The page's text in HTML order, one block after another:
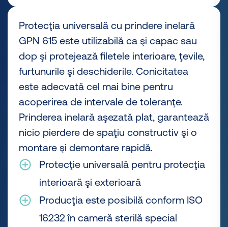
Protecţia universală cu prindere inelară
GPN 615 este utilizabilă ca şi capac sau
dop şi protejează filetele interioare, ţevile,
furtunurile şi deschiderile. Conicitatea
este adecvată cel mai bine pentru
acoperirea de intervale de toleranţe.
Prinderea inelară aşezată plat, garantează
nicio pierdere de spaţiu constructiv şi o
montare şi demontare rapidă.
Protecţie universală pentru protecţia
interioară şi exterioară
Producţia este posibilă conform ISO
16232 în cameră sterilă special